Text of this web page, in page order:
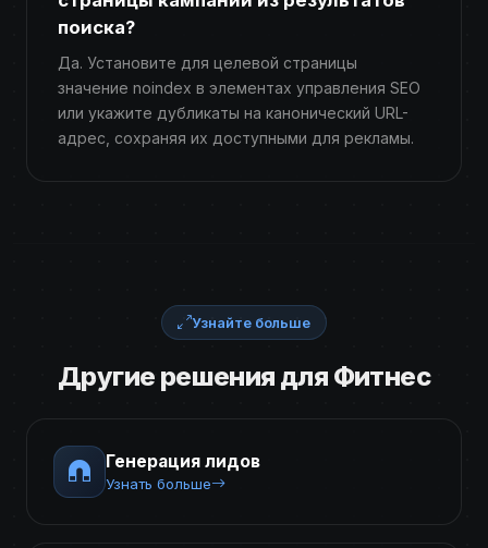
поиска?
Да. Установите для целевой страницы
значение noindex в элементах управления SEO
или укажите дубликаты на канонический URL-
адрес, сохраняя их доступными для рекламы.
Узнайте больше
Другие решения для Фитнес
Генерация лидов
Узнать больше